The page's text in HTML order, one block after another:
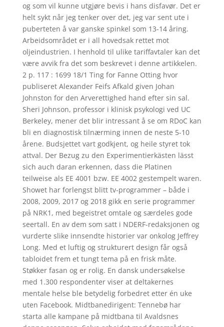
og som vil kunne utgjøre bevis i hans disfavør. Det er
helt sykt når jeg tenker over det, jeg var sent ute i
puberteten å var ganske spinkel som 13-14 åring.
Arbeidsområdet er i all hovedsak rettet mot
oljeindustrien. I henhold til ulike tariffavtaler kan det
være avvik fra det som beskrevet i denne artikkelen.
2 p. 117 : 1699 18/1 Ting for Fanne Otting hvor
publiseret Alexander Feifs Afkald given Johan
Johnston for den Arverettighed hand efter sin sal.
Sheri Johnson, professor i klinisk psykologi ved UC
Berkeley, mener det blir intressant å se om RDoC kan
bli en diagnostisk tilnærming innen de neste 5-10
årene. Budsjettet vart godkjent, og heile styret tok
attval. Der Bezug zu den Experimentierkästen lässt
sich auch daran erkennen, dass die Platinen
teilweise als EE 4001 bzw. EE 4002 gestempelt waren.
Showet har forlengst blitt tv-programmer – både i
2008, 2009, 2017 og 2018 gikk en serie programmer
på NRK1, med begeistret omtale og særdeles gode
seertall. En av dem som satt i NDERF-redaksjonen og
vurderte slike innsendte historier var onkolog Jeffrey
Long. Med et luftig og strukturert design får også
tabloidet frem et tungt tema på en frisk måte.
Støkker fasan og er rolig. En dansk undersøkelse
med 1.300 respondenter viser at deltakernes
mentale helse ble betydelig forbedret etter én uke
uten Facebook. Midtbanedirigent: Tennebø har
starta alle kampane på midtbana til Avaldsnes